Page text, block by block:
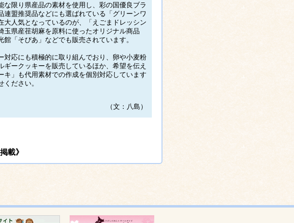
な限り県産品の素材を使用し、彩の国優良ブラ
連盟推奨品などにも選ばれている「グリーンワ
大人気となっているのが、「えごまドレッシン
玉県産荏胡麻を原料に使ったオリジナル商品
館「そぴあ」などでも販売されています。
対応にも積極的に取り組んでおり、卵や小麦粉
ギークッキーを販売しているほか、希望を伝え
キ」も代用素材での作成を個別対応しています
ください。
（文：八島）
載》